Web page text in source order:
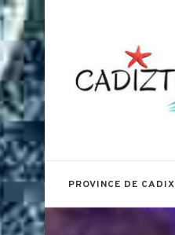
PROVINCE DE CADIX